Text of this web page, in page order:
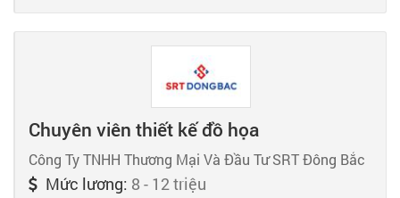
Chuyên viên thiết kế đồ họa
Công Ty TNHH Thương Mại Và Đầu Tư SRT Đông Bắc
Mức lương: 8 - 12 triệu